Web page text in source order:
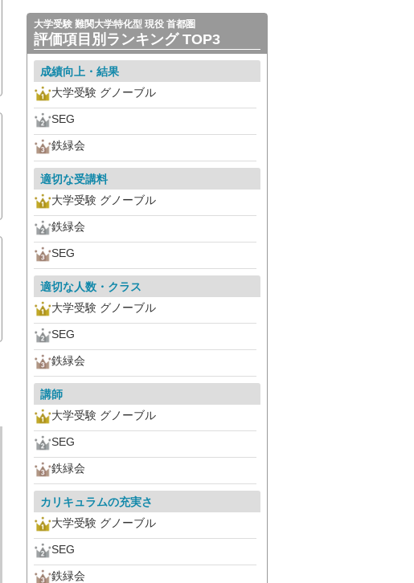
大学受験 難関大学特化型 現役 首都圏
評価項目別ランキング TOP3
成績向上・結果
大学受験 グノーブル
SEG
鉄緑会
適切な受講料
大学受験 グノーブル
鉄緑会
SEG
適切な人数・クラス
大学受験 グノーブル
SEG
鉄緑会
講師
大学受験 グノーブル
SEG
鉄緑会
カリキュラムの充実さ
大学受験 グノーブル
SEG
鉄緑会